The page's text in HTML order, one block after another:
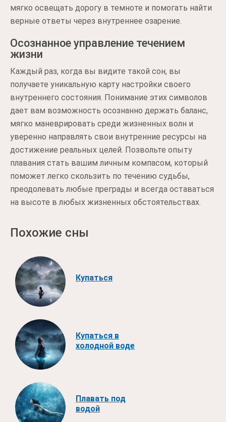
мягко освещать дорогу в темноте и помогать найти
верные ответы через внутреннее озарение.
Осознанное управление течением
жизни
Каждый раз, когда вы видите такой сон, вы
получаете уникальную карту настройки своего
внутреннего состояния. Понимание этих символов
дает вам возможность осознанно держать баланс,
мягко маневрировать среди жизненных волн и
уверенно направлять свои внутренние ресурсы на
достижение реальных целей. Позвольте опыту
плавания стать вашим личным компасом, который
поможет легко скользить по течению судьбы,
преодолевать любые преграды и всегда оставаться
на высоте в любых жизненных обстоятельствах.
Похожие сны
Купаться
Купаться в
холодной воде
Плавать под
водой